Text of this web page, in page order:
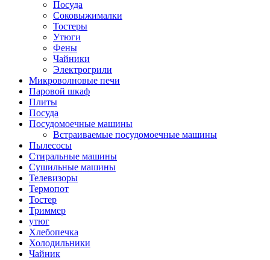
Посуда
Соковыжималки
Тостеры
Утюги
Фены
Чайники
Электрогрили
Микроволновые печи
Паровой шкаф
Плиты
Посуда
Посудомоечные машины
Встраиваемые посудомоечные машины
Пылесосы
Стиральные машины
Сушильные машины
Телевизоры
Термопот
Тостер
Триммер
утюг
Хлебопечка
Холодильники
Чайник